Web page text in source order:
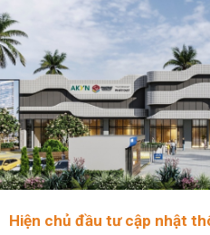
Hiện chủ đầu tư cập nhật